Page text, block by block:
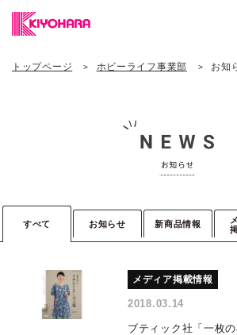
トップページ ホビーライフ事業部 お知
すべて お知らせ 新商品情報
メディア掲載情報
2018.03.14
ブティック社「一枚